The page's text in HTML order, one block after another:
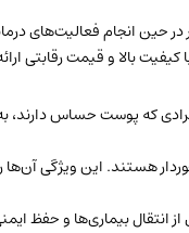
بالا و راحتی بیشتر در حین انجام
بالا و قیمت رقابتی
که پوست حساس دارند، به
هستند. این ویژگی آن‌ها
بیماری‌ها و حفظ